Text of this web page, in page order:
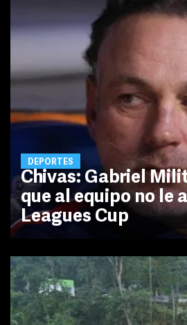
DEPORTES
Chivas: Gabriel
que al equipo no le
Leagues Cup